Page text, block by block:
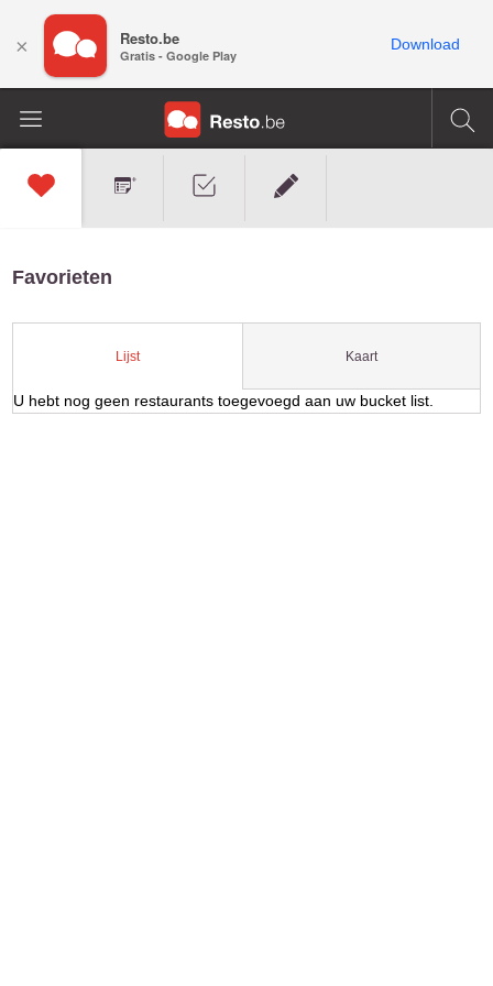
Favorieten
Lijst Kaart
U hebt nog geen restaurants toegevoegd aan uw bucket list.
× Resto.be
Gratis - Google Play
Download